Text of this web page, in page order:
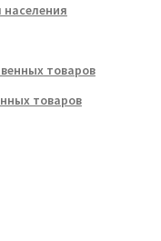
товаров
товаров